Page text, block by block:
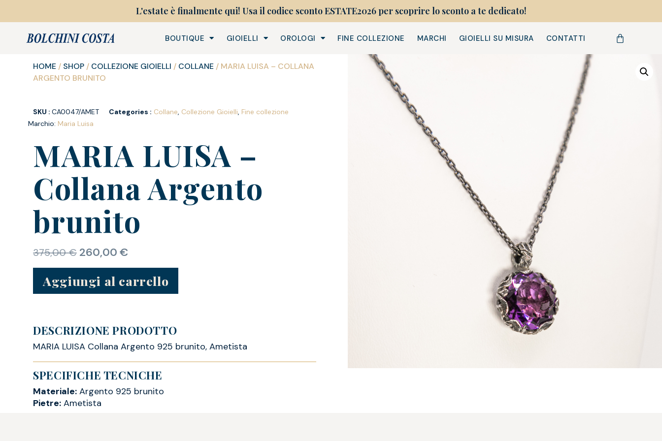
L'estate è finalmente qui! Usa il codice sconto ESTATE2026 per scoprire lo sconto a te dedicato!
BOUTIQUE GIOIELLI OROLOGI FINE COLLEZIONE MARCHI GIOIELLI SU MISURA CONTATTI
HOME / SHOP / COLLEZIONE GIOIELLI / COLLANE / MARIA LUISA – COLLANA
ARGENTO BRUNITO
SKU :CA0047/AMET Categories : Collane, Collezione Gioielli, Fine collezione
Marchio: Maria Luisa
MARIA LUISA –
Collana Argento
brunito
375,00€ 260,00€
Aggiungi al carrello
DESCRIZIONE PRODOTTO
MARIA LUISA Collana Argento 925 brunito, Ametista
SPECIFICHE TECNICHE
Materiale: Argento 925 brunito
Pietre: Ametista